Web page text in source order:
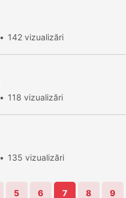
142 vizualizări
118 vizualizări
135 vizualizări
5 6 7 8 9